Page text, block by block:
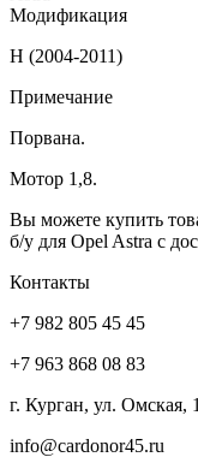
Модификация
H (2004-2011)
Примечание
Порвана.
Мотор 1,8.
Вы можете купить
б/у для Opel Astra с
Контакты
+7 982 805 45 45
+7 963 868 08 83
г. Курган, ул. Омская,
info@cardonor45.ru